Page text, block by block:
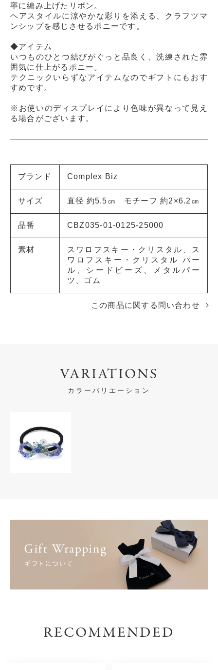
寧に編み上げたリボン。
ヘアスタイルに涼やかな彩りを添える、クラフツマ
ンシップを感じさせるポニーです。
◆アイテム
いつものひとつ結びがぐっと品良く、洗練された雰
囲気に仕上がるポニー。
テクニックいらずなアイテムなのでギフトにもおす
すめです。
※お使いのディスプレイにより色味が異なって見え
る場合がございます。
ブランド Complex Biz
サイズ 直径 約5.5㎝ モチーフ 約2×6.2㎝
品番 CBZ035-01-0125-25000
素材
スワロフスキー・クリスタル、ス
ワロフスキー・クリスタル パー
ル、シードビーズ、メタルパー
ツ、ゴム
この商品に関する問い合わせ
VARIATIONS
カラーバリエーション
RECOMMENDED